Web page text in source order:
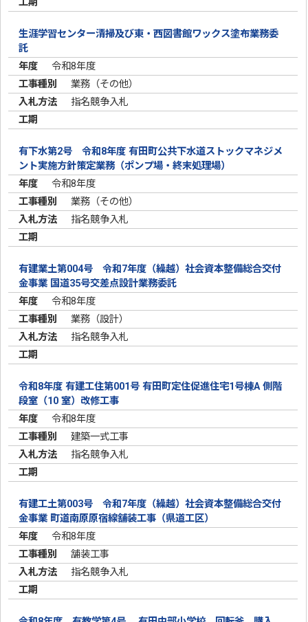
生涯学習センター清掃及び東・西図書館ワックス塗布業務委
託
令和8年度
業務（その他）
指名競争入札
有下水第2号 令和8年度 有田町公共下水道ストックマネジメ
ント実施方針策定業務（ポンプ場・終末処理場）
令和8年度
業務（その他）
指名競争入札
有建業土第004号 令和7年度（繰越）社会資本整備総合交付
金事業 国道35号交差点設計業務委託
令和8年度
業務（設計）
指名競争入札
令和8年度 有建工住第001号 有田町定住促進住宅1号棟A 側階
段室（10 室）改修工事
令和8年度
建築一式工事
指名競争入札
有建工土第003号 令和7年度（繰越）社会資本整備総合交付
金事業 町道南原原宿線舗装工事（県道工区）
令和8年度
舗装工事
指名競争入札